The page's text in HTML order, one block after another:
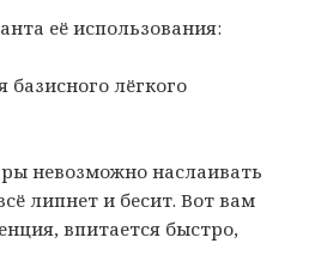
её использования:
лёгкого
невозможно наслаивать
липнет и бесит. Вот вам
впитается быстро,